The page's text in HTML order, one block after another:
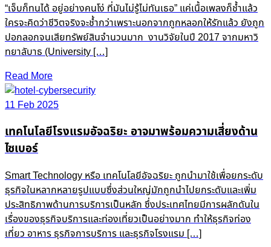
“เจ็บก็ทนได้ อยู่อย่างคนโง่ ที่มันไม่รู้ไม่ทันเธอ” แค่เนื้อเพลงก็ช้ำแล้ว
ใครจะคิดว่าชีวิตจริงจะช้ำกว่าเพราะนอกจากถูกหลอกให้รักแล้ว ยังถูก
ปอกลอกจนเสียทรัพย์สินจำนวนมาก งานวิจัยในปี 2017 จากมหาวิ
ทยาลับาธ (University […]
Read More
11 Feb 2025
เทคโนโลยีโรงแรมอัจฉริยะ อาจมาพร้อมความเสี่ยงด้าน
ไซเบอร์
Smart Technology หรือ เทคโนโลยีอัจฉริยะ ถูกนำมาใช้เพื่อยกระดับ
ธุรกิจในหลากหลายรูปแบบซึ่งส่วนใหญ่มักถูกนำไปยกระดับและเพิ่ม
ประสิทธิภาพด้านการบริการเป็นหลัก ซึ่งประเทศไทยมีการผลักดันใน
เรื่องของธุรกิจบริการและท่องเที่ยวเป็นอย่างมาก ทำให้ธุรกิจท่อง
เที่ยว อาหาร ธุรกิจการบริการ และธุรกิจโรงแรม […]